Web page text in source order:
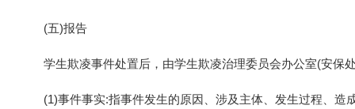
(五)报告
学生欺凌事件处置后，由学生欺凌治理委员会办公室(安保
(1)事件事实:指事件发生的原因、涉及主体、发生过程、造